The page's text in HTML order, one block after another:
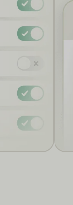
Experts-
og